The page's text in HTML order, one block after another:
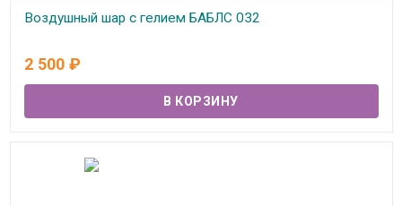
Воздушный шар с гелием БАБЛС 032
2 500 ₽